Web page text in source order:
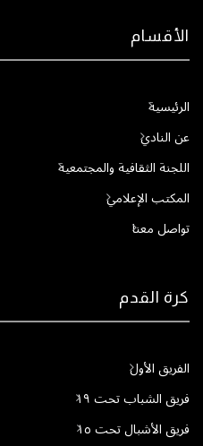
الأقسام
الرئيسية
عن النادي
اللجنة الثقافية والمجتمعية
المكتب الإعلامي
تواصل معنا
كرة القدم
الفريق الأول
فريق الشباب تحت ١٩
فريق الأشبال تحت ١٥